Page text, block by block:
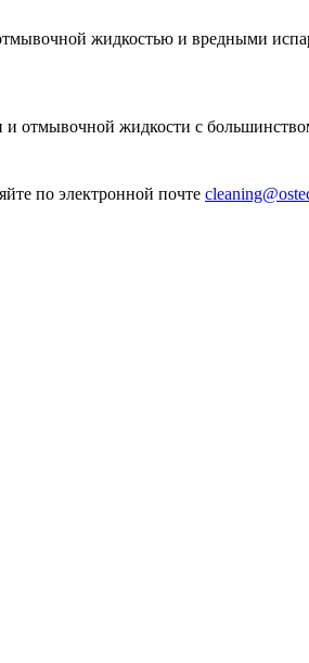
жидкостью и вредными
и отмывочной жидкости с
по электронной почте